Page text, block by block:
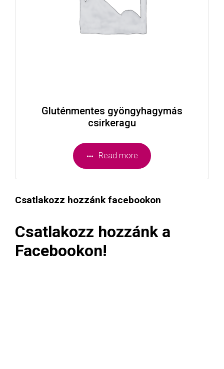
Gluténmentes gyöngyhagymás
csirkeragu
Read more
Csatlakozz hozzánk facebookon
Csatlakozz hozzánk a
Facebookon!